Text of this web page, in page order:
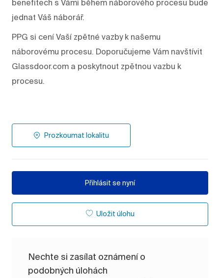
benefitech s Vámi během náborového procesu bude
jednat Váš náborář.
PPG si cení Vaší zpětné vazby k našemu
náborovému procesu. Doporučujeme Vám navštívit
Glassdoor.com a poskytnout zpětnou vazbu k
procesu.
Prozkoumat lokalitu
Přihlásit se nyní
Uložit úlohu
Nechte si zasílat oznámení o
podobných úlohách